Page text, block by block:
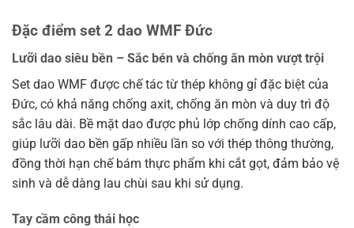
Đặc điểm set 2 dao WMF Đức
Lưỡi dao siêu bền – Sắc bén và chống ăn mòn vượt trội
Set dao WMF được chế tác từ thép không gỉ đặc biệt của
Đức, có khả năng chống axit, chống ăn mòn và duy trì độ
sắc lâu dài. Bề mặt dao được phủ lớp chống dính cao cấp,
giúp lưỡi dao bền gấp nhiều lần so với thép thông thường,
đồng thời hạn chế bám thực phẩm khi cắt gọt, đảm bảo vệ
sinh và dễ dàng lau chùi sau khi sử dụng.
Tay cầm công thái học